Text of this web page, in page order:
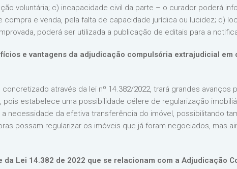
voluntária; c) incapacidade civil da parte – o curador poderá
compra e venda, pela falta de capacidade jurídica ou lucidez; d)
poderá ser utilizada a publicação de editais para a
e vantagens da adjudicação compulsória extrajudicial
através da lei nº 14.382/2022, trará grandes avanços
estabelece uma possibilidade célere de regularização
necessidade da efetiva transferência do imóvel, possibilitando
possam regularizar os imóveis que já foram negociados, mas
da Lei 14.382 de 2022 que se relacionam com a Adjudicação